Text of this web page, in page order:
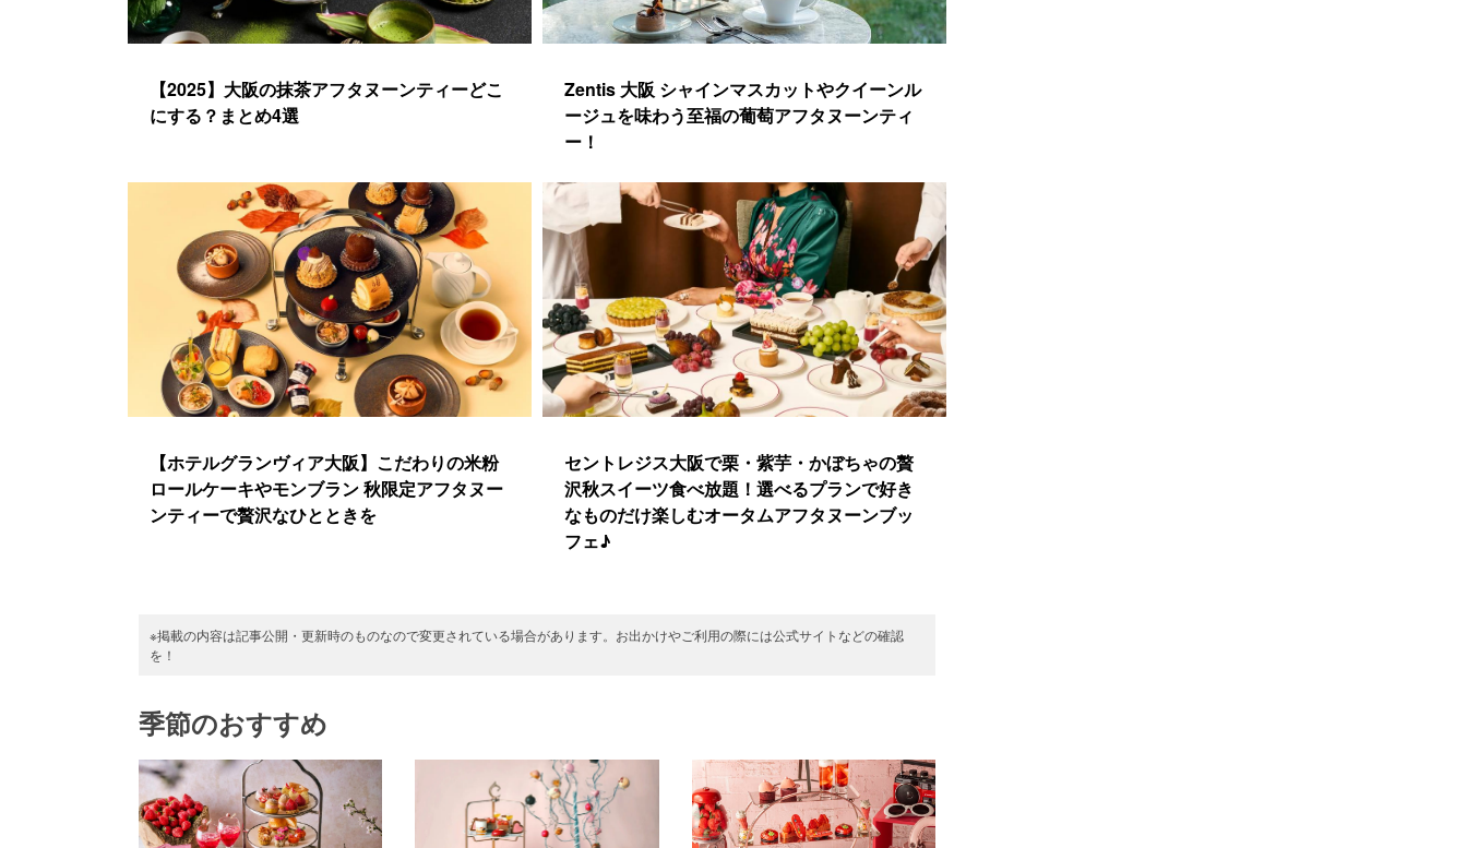
【2025】大阪の抹茶アフタヌーンティーどこ
にする？まとめ4選
Zentis 大阪 シャインマスカットやクイーンル
ージュを味わう至福の葡萄アフタヌーンティ
ー！
【ホテルグランヴィア大阪】こだわりの米粉
ロールケーキやモンブラン 秋限定アフタヌー
ンティーで贅沢なひとときを
セントレジス大阪で栗・紫芋・かぼちゃの贅
沢秋スイーツ食べ放題！選べるプランで好き
なものだけ楽しむオータムアフタヌーンブッ
フェ♪
※掲載の内容は記事公開・更新時のものなので変更されている場合があります。お出かけやご利用の際には公式サイトなどの確認
を！
季節のおすすめ